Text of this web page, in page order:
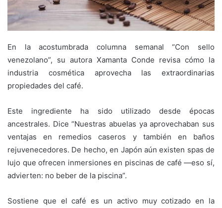
En la acostumbrada columna semanal “Con sello
venezolano”, su autora Xamanta Conde revisa cómo la
industria cosmética aprovecha las extraordinarias
propiedades del café.
Este ingrediente ha sido utilizado desde épocas
ancestrales. Dice “Nuestras abuelas ya aprovechaban sus
ventajas en remedios caseros y también en baños
rejuvenecedores. De hecho, en Japón aún existen spas de
lujo que ofrecen inmersiones en piscinas de café —eso sí,
advierten: no beber de la piscina”.
Sostiene que el café es un activo muy cotizado en la